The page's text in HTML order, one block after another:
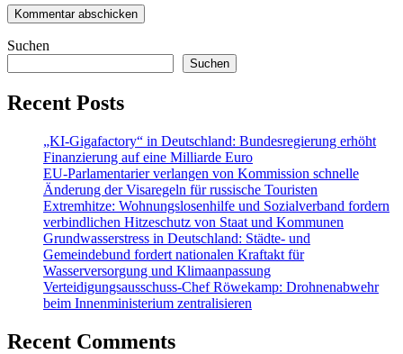
Suchen
Suchen
Recent Posts
„KI-Gigafactory“ in Deutschland: Bundesregierung erhöht
Finanzierung auf eine Milliarde Euro
EU-Parlamentarier verlangen von Kommission schnelle
Änderung der Visaregeln für russische Touristen
Extremhitze: Wohnungslosenhilfe und Sozialverband fordern
verbindlichen Hitzeschutz von Staat und Kommunen
Grundwasserstress in Deutschland: Städte- und
Gemeindebund fordert nationalen Kraftakt für
Wasserversorgung und Klimaanpassung
Verteidigungsausschuss-Chef Röwekamp: Drohnenabwehr
beim Innenministerium zentralisieren
Recent Comments